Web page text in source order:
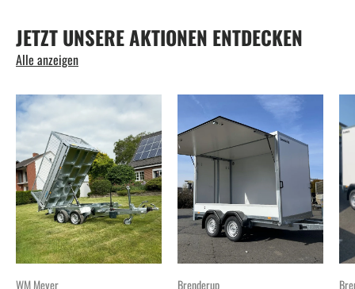
JETZT UNSERE AKTIONEN ENTDECKEN
Alle anzeigen
WM Meyer Brenderup